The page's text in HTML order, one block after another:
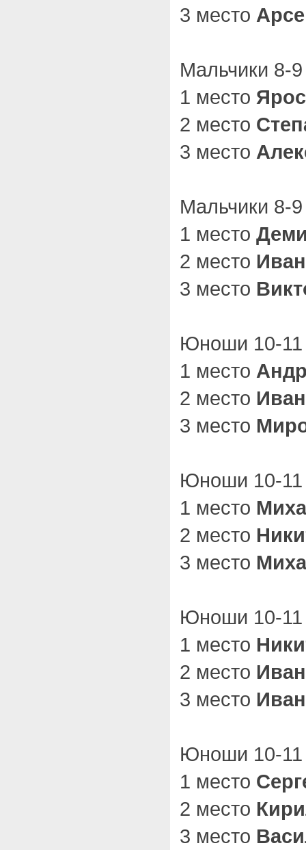
3 место
Мальчики 8-9
1 место
2 место
3 место
Мальчики 8-9
1 место
2 место
3 место
Юноши 10-11
1 место
2 место
3 место
Юноши 10-11
1 место
2 место
3 место
Юноши 10-11
1 место
2 место
3 место
Юноши 10-11
1 место
2 место
3 место